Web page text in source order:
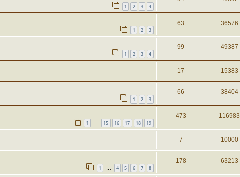
1 2 3 4
1 2 3
63 36576
1 2 3 4
99 49387
17 15383
1 2 3
66 38404
1 15 16 17 18 19
473 116983
7 10000
1 … 4 5 6 7 8
178 63213